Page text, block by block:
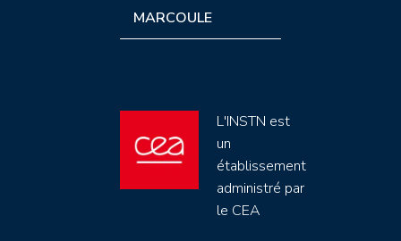
MARCOULE
L'INSTN est
un
établissement
administré par
le CEA